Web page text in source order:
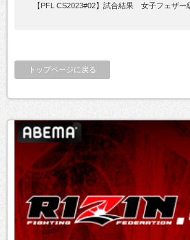
【PFL CS2023#02】試合結果 女子フェザー
トップページに戻る